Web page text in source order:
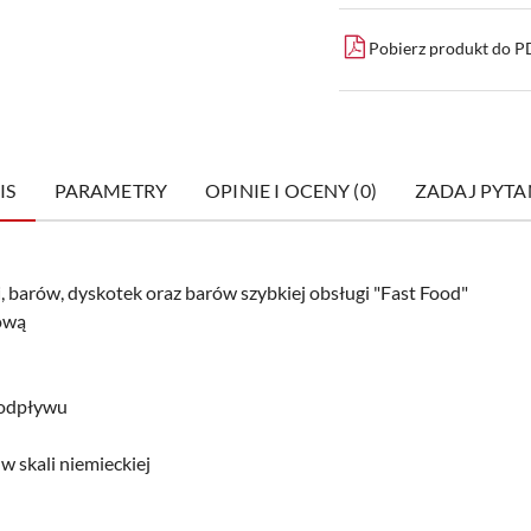
Pobierz produkt do
PARAMETRY OPINIE I OCENY (0) ZADAJ
dyskotek oraz barów szybkiej obsługi "Fast Food"
skali niemieckiej